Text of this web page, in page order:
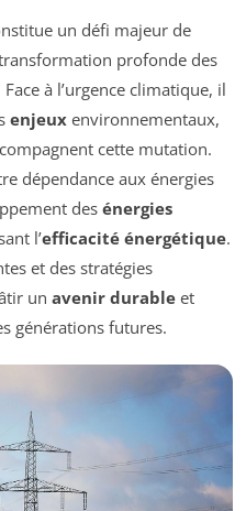
un défi majeur de
profonde des
à l’urgence climatique, il
enjeux environnementaux,
cette mutation.
dépendance aux énergies
des énergies
l’efficacité énergétique.
et des stratégies
un avenir durable et
générations futures.